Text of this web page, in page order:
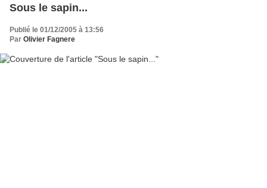
Sous le sapin...
Publié le 01/12/2005 à 13:56
Par Olivier Fagnere